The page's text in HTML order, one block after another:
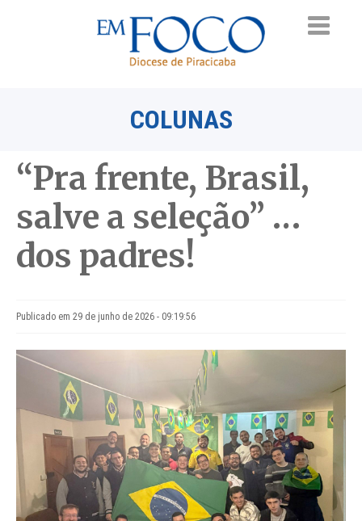
COLUNAS
“Pra frente, Brasil,
salve a seleção” …
dos padres!
Publicado em 29 de junho de 2026 - 09:19:56